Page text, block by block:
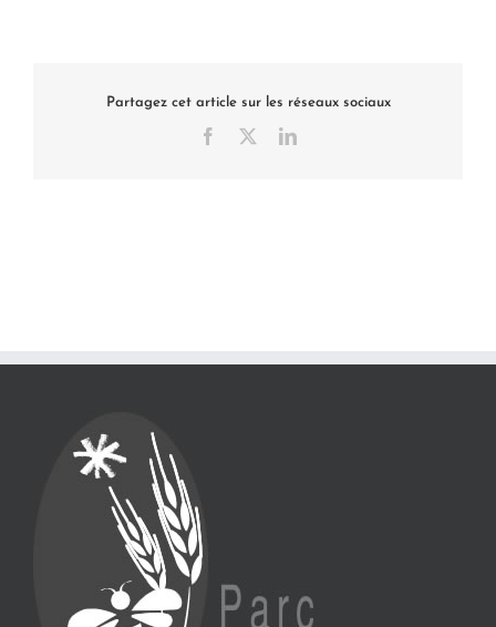
Partagez cet article sur les réseaux sociaux
Facebook LinkedIn